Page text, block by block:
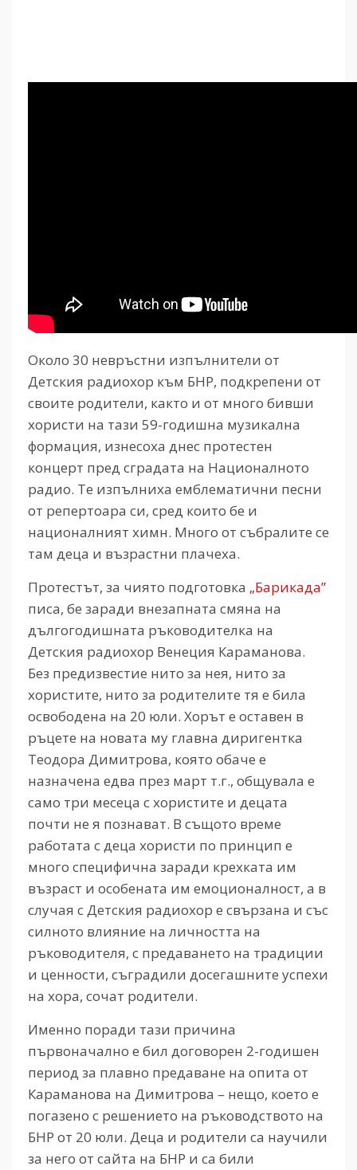
Около 30 невръстни изпълнители от
Детския радиохор към БНР, подкрепени от
своите родители, както и от много бивши
хористи на тази 59-годишна музикална
формация, изнесоха днес протестен
концерт пред сградата на Националното
радио. Те изпълниха емблематични песни
от репертоара си, сред които бе и
националният химн. Много от събралите се
там деца и възрастни плачеха.
Протестът, за чиято подготовка „Барикада”
писа, бе заради внезапната смяна на
дългогодишната ръководителка на
Детския радиохор Венеция Караманова.
Без предизвестие нито за нея, нито за
хористите, нито за родителите тя е била
освободена на 20 юли. Хорът е оставен в
ръцете на новата му главна диригентка
Теодора Димитрова, която обаче е
назначена едва през март т.г., общувала е
само три месеца с хористите и децата
почти не я познават. В същото време
работата с деца хористи по принцип е
много специфична заради крехката им
възраст и особената им емоционалност, а в
случая с Детския радиохор е свързана и със
силното влияние на личността на
ръководителя, с предаването на традиции
и ценности, съградили досегашните успехи
на хора, сочат родители.
Именно поради тази причина
първоначално е бил договорен 2-годишен
период за плавно предаване на опита от
Караманова на Димитрова – нещо, което е
погазено с решението на ръководството на
БНР от 20 юли. Деца и родители са научили
за него от сайта на БНР и са били